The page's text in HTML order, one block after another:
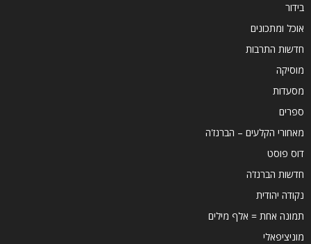
בידור
אוכל ומתכונים
חדשות התרבות
מוסיקה
מסעדות
ספרים
מאחורי הקלעים – הברנז'ה
דוס פוסט
חדשות הברנז'ה
נקודה יהודית
תמונה אחת = אלף מילים
מוניציפאלי